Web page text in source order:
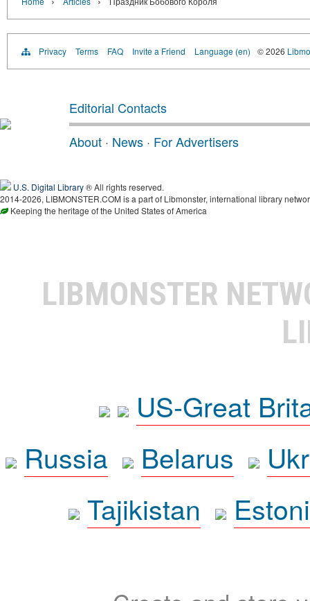
Privacy Terms FAQ Invite a Friend Language (en) © 2026
Editorial Contacts
About · News · For Advertisers
U.S. Digital Library® All rights reserved.
2014-2026, LIBMONSTER.COM is a part of Libmonster, international library
Keeping the heritage of the United States of America
LIBMONSTER
US-Great
Russia
Belarus
Tajikistan